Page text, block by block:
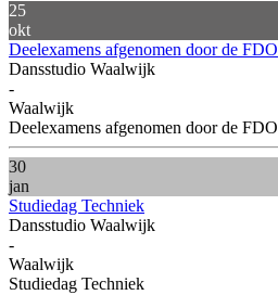
25
okt
Deelexamens afgenomen door de FDO
Dansstudio Waalwijk
-
Waalwijk
Deelexamens afgenomen door de FDO
30
jan
Studiedag Techniek
Dansstudio Waalwijk
-
Waalwijk
Studiedag Techniek